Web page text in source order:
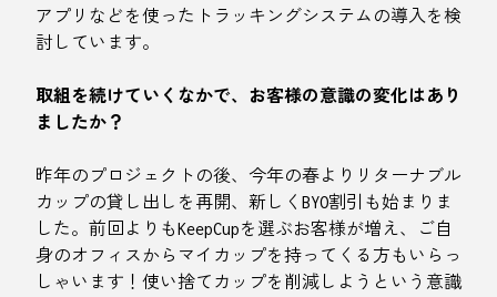
アプリなどを使ったトラッキングシステムの導入を検
討しています。
取組を続けていくなかで、お客様の意識の変化はあり
ましたか？
昨年のプロジェクトの後、今年の春よりリターナブル
カップの貸し出しを再開、新しくBYO割引も始まりま
した。前回よりもKeepCupを選ぶお客様が増え、ご自
身のオフィスからマイカップを持ってくる方もいらっ
しゃいます！使い捨てカップを削減しようという意識